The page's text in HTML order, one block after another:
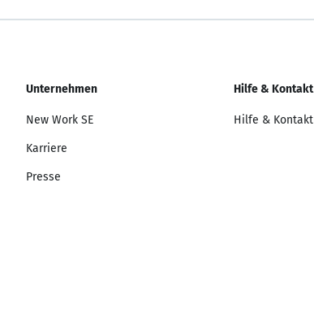
Unternehmen
New Work SE
Karriere
Presse
Hilfe & Kontakt
Hilfe & Kontakt